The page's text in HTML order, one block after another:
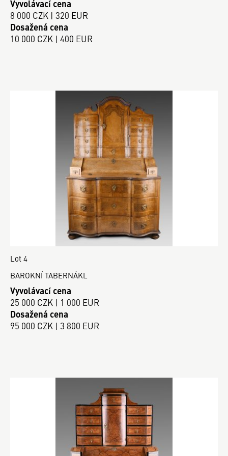
Vyvolávací cena
8 000 CZK | 320 EUR
Dosažená cena
10 000 CZK | 400 EUR
Lot 4
BAROKNÍ TABERNÁKL
Vyvolávací cena
25 000 CZK | 1 000 EUR
Dosažená cena
95 000 CZK | 3 800 EUR